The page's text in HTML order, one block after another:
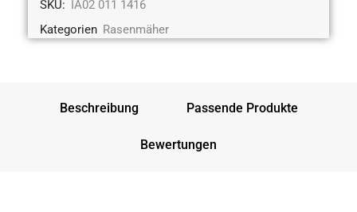
SKU:
IA02 011 1416
Kategorien Rasenmäher
Beschreibung Passende Produkte
Bewertungen